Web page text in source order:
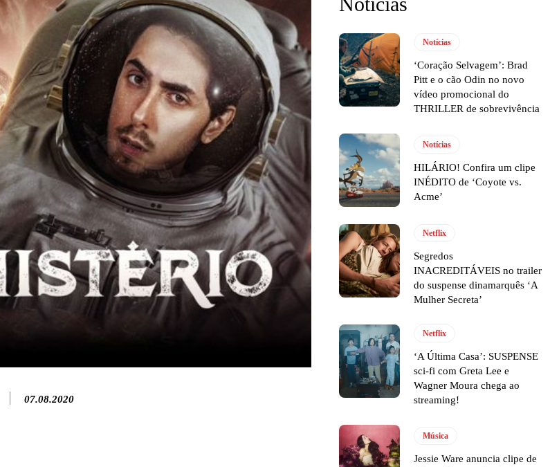
07.08.2020
Notícias
‘Coração Selvagem’: Brad
Pitt e o cão Odin no novo
vídeo promocional do
THRILLER de sobrevivência
Notícias
HILÁRIO! Confira um clipe
INÉDITO de ‘Coyote vs.
Acme’
Netflix
Segredos
INACREDITÁVEIS no trailer
do suspense dinamarquês ‘A
Mulher Secreta’
Netflix
‘A Última Casa’: SUSPENSE
sci-fi com Greta Lee e
Wagner Moura chega ao
streaming!
Música
Jessie Ware anuncia clipe de